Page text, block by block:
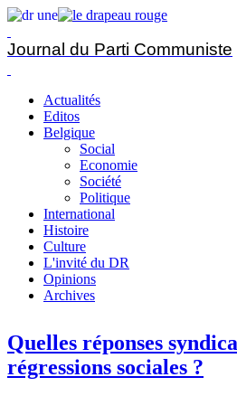
Journal du Parti Communiste
Actualités
Editos
Belgique
Social
Economie
Société
Politique
International
Histoire
Culture
L'invité du DR
Opinions
Archives
Quelles réponses
régressions sociales ?